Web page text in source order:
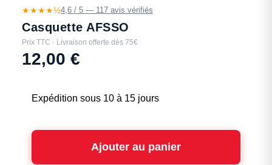
★★★★½4,6 / 5 — 117 avis vérifiés
Casquette AFSSO
Prix TTC · Livraison offerte dès 75€
12,00 €
Expédition sous 10 à 15 jours
Ajouter au panier